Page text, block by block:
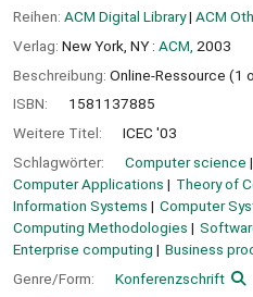
Reihen: ACM Digital Library| ACM
Verlag: New York, NY : ACM, 2003
Beschreibung: Online-Ressource (1
ISBN:
1581137885
Weitere Titel:
ICEC '03
Schlagwörter:
Computer science
Computer Applications
Theory of
Information Systems
Computer
Computing Methodologies
Enterprise computing
Business
Genre/Form:
Konferenzschrift